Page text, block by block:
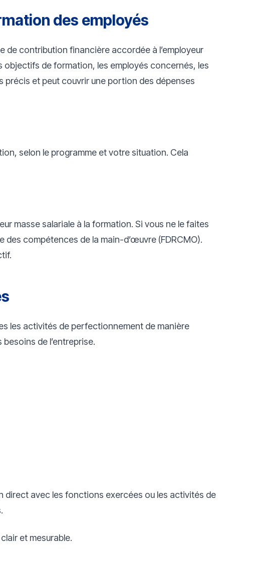
des employés
contribution financière accordée à l’employeur
objectifs de formation, les employés concernés, les
précis et peut couvrir une portion des dépenses
selon le programme et votre situation. Cela
masse salariale à la formation. Si vous ne le faites
compétences de la main-d’œuvre (FDRCMO).
les activités de perfectionnement de manière
de l’entreprise.
direct avec les fonctions exercées ou les activités de
et mesurable.